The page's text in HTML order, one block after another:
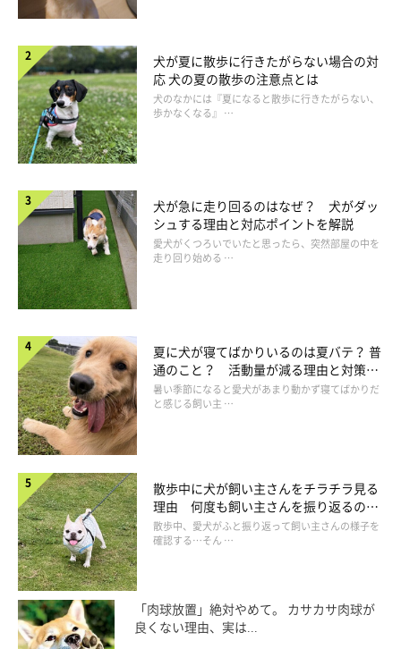
犬が夏に散歩に行きたがらない場合の対
応 犬の夏の散歩の注意点とは
犬のなかには『夏になると散歩に行きたがらない、
歩かなくなる』 …
犬が急に走り回るのはなぜ？ 犬がダッ
シュする理由と対応ポイントを解説
愛犬がくつろいでいたと思ったら、突然部屋の中を
走り回り始める …
夏に犬が寝てばかりいるのは夏バテ？ 普
通のこと？ 活動量が減る理由と対策と
は
暑い季節になると愛犬があまり動かず寝てばかりだ
と感じる飼い主 …
散歩中に犬が飼い主さんをチラチラ見る
理由 何度も飼い主さんを振り返るのは
なぜ？
散歩中、愛犬がふと振り返って飼い主さんの様子を
確認する…そん …
「肉球放置」絶対やめて。 カサカサ肉球が
良くない理由、実は...